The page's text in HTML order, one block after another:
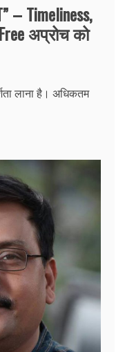
– Timeliness,
अप्रोच को
लाना है। अधिकतम